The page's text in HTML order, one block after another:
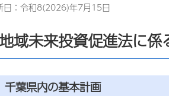
日：令和8(2026)年7月15日
地域未来投資促進法に
千葉県内の基本計画